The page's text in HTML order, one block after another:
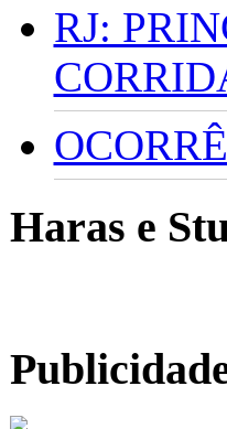
RJ:
Haras e